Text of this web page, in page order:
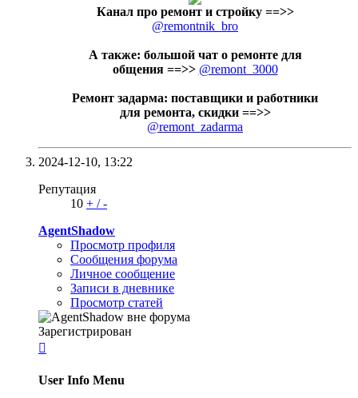
Канал про ремонт и стройку ==>>
@remontnik_bro
А также: большой чат о ремонте для
общения ==>> @remont_3000
Ремонт задарма: поставщики и работники
для ремонта, скидки ==>>
@remont_zadarma
2024-12-10, 13:22
Репутация
10 + /-
AgentShadow
Просмотр профиля
Сообщения форума
Личное сообщение
Записи в дневнике
Просмотр статей
Зарегистрирован

User Info Menu